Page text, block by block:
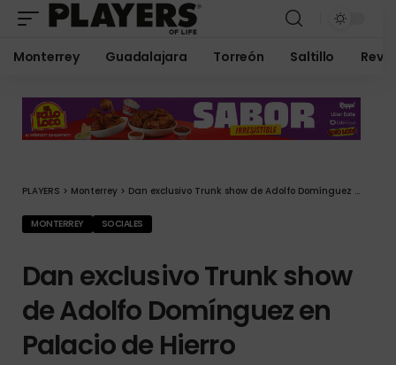
Monterrey Guadalajara Torreón Saltillo
PLAYERS > Monterrey > Dan exclusivo Trunk show de Adolfo Domínguez en Palacio de Hierro
MONTERREY SOCIALES
Dan exclusivo Trunk show
de Adolfo Domínguez en
Palacio de Hierro